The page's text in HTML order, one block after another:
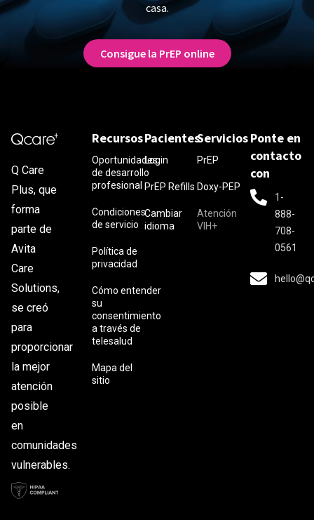
casa.
Consigue la PrEP online
Q Care
Plus, que
forma
parte de
Avita
Care
Solutions,
se creó
para
proporcionar
la mejor
atención
posible
en
comunidades
vulnerables.
Recursos
Oportunidades
de desarrollo
profesional
Condiciones
de servicio
Política de
privacidad
Cómo entender
su
consentimiento
a través de
telesalud
Mapa del
sitio
Pacientes
Login
PrEP Refills
Cambiar
idioma
Servicios
PrEP
Doxy-PEP
Atención
VIH+
Ponte en
contacto
con
1-
888-
708-
0561